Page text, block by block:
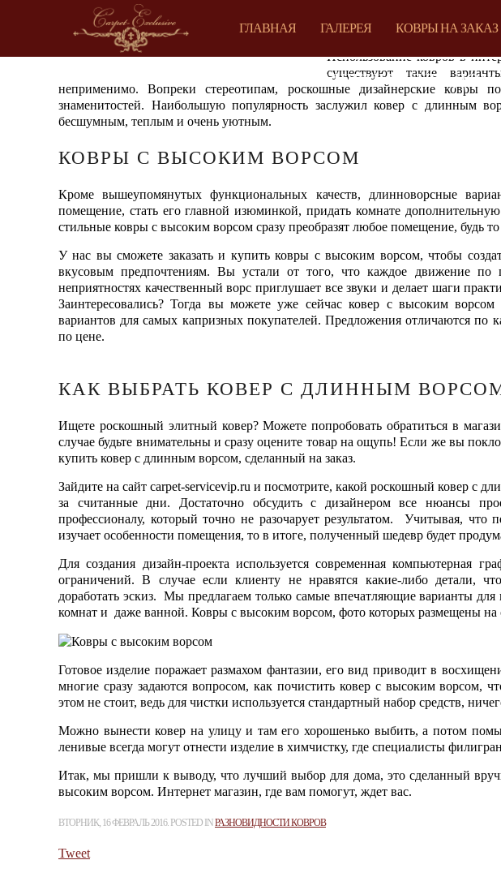
ГЛАВНАЯ ГАЛЕРЕЯ КОВРЫ НА ЗАКАЗ
УКРАШЕНИЕ ДЛЯ
Использование ковров в
существуют такие
неприменимо. Вопреки стереотипам, роскошные дизайнерские ковры
знаменитостей. Наибольшую популярность заслужил ковер с длинным
бесшумным, теплым и очень уютным.
КОВРЫ С ВЫСОКИМ ВОРСОМ
Кроме вышеупомянутых функциональных качеств, длинноворсные
помещение, стать его главной изюминкой, придать комнате
стильные ковры с высоким ворсом сразу преобразят любое помещение, будь то
У нас вы сможете заказать и купить ковры с высоким ворсом, чтобы
вкусовым предпочтениям. Вы устали от того, что каждое движение по
неприятностях качественный ворс приглушает все звуки и делает шаги
Заинтересовались? Тогда вы можете уже сейчас ковер с высоким ворсом
вариантов для самых капризных покупателей. Предложения отличаются по
по цене.
КАК ВЫБРАТЬ КОВЕР С ДЛИННЫМ
Ищете роскошный элитный ковер? Можете попробовать обратиться в
случае будьте внимательны и сразу оцените товар на ощупь! Если же вы
купить ковер с длинным ворсом, сделанный на заказ.
Зайдите на сайт carpet-servicevip.ru и посмотрите, какой роскошный ковер с
за считанные дни. Достаточно обсудить с дизайнером все нюансы
профессионалу, который точно не разочарует результатом. Учитывая, что
изучает особенности помещения, то в итоге, полученный шедевр будет
Для создания дизайн-проекта используется современная компьютерная
ограничений. В случае если клиенту не нравятся какие-либо детали,
доработать эскиз. Мы предлагаем только самые впечатляющие варианты
комнат и даже ванной. Ковры с высоким ворсом, фото которых размещены на
Готовое изделие поражает размахом фантазии, его вид приводит в
многие сразу задаются вопросом, как почистить ковер с высоким ворсом,
этом не стоит, ведь для чистки используется стандартный набор средств,
Можно вынести ковер на улицу и там его хорошенько выбить, а потом
ленивые всегда могут отнести изделие в химчистку, где специалисты
Итак, мы пришли к выводу, что лучший выбор для дома, это сделанный
высоким ворсом. Интернет магазин, где вам помогут, ждет вас.
ВТОРНИК, 16 ФЕВРАЛЬ 2016. POSTED IN РАЗНОВИДНОСТИ КОВРОВ
Tweet